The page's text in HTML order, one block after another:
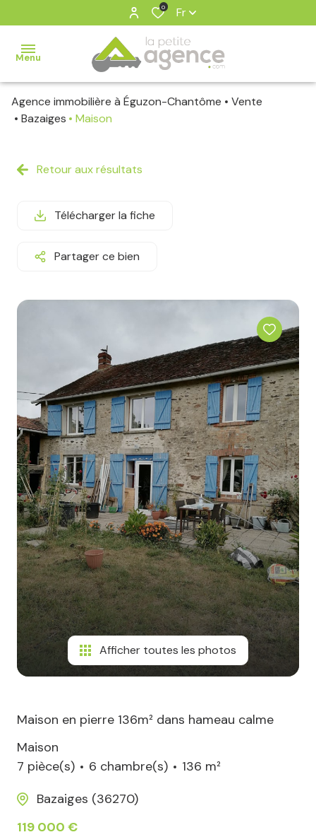
0 Fr
Menu
ventes
notre
contact
Agence immobilière à Éguzon-Chantôme
Vente
Bazaiges
Maison
Retour aux résultats
Télécharger la fiche
Partager ce bien
Afficher toutes les photos
Maison en pierre 136m² dans hameau calme
Maison
7 pièce(s)
6 chambre(s)
136 m²
Bazaiges (36270)
119 000 €